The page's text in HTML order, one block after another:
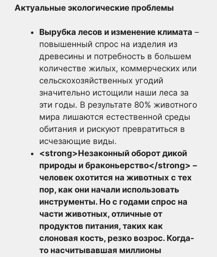
Актуальные экологические проблемы
Вырубка лесов и изменение климата –
повышенный спрос на изделия из
древесины и потребность в большем
количестве жилых, коммерческих или
сельскохозяйственных угодий
значительно истощили наши леса за
эти годы. В результате 80% животного
мира лишаются естественной среды
обитания и рискуют превратиться в
исчезающие виды.
<strong>Незаконный оборот дикой
природы и браконьерство</strong> –
человек охотится на животных с тех
пор, как они начали использовать
инструменты. Но с годами спрос на
части животных, отличные от
продуктов питания, таких как
слоновая кость, резко возрос. Когда-
то насчитывавшая миллионы